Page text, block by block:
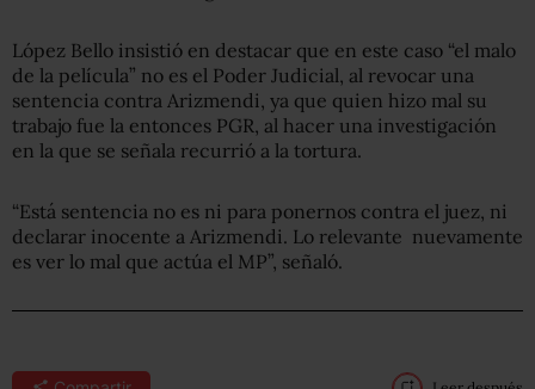
López Bello insistió en destacar que en este caso “el malo
de la película” no es el Poder Judicial, al revocar una
sentencia contra Arizmendi, ya que quien hizo mal su
trabajo fue la entonces PGR, al hacer una investigación
en la que se señala recurrió a la tortura.
“Está sentencia no es ni para ponernos contra el juez, ni
declarar inocente a Arizmendi. Lo relevante nuevamente
es ver lo mal que actúa el MP”, señaló.